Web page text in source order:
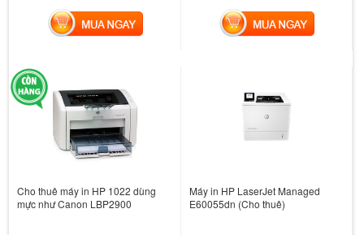
MUA NGAY MUA NGAY
Cho thuê máy in HP 1022 dùng
mực như Canon LBP2900
Máy in HP LaserJet Managed
E60055dn (Cho thuê)